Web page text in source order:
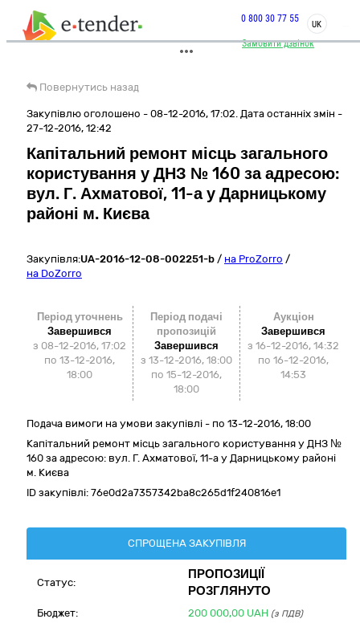
Замовити дзвінок
0 800 30 77 55
UK
Повернутись назад
Закупівлю оголошено - 08-12-2016, 17:02. Дата останніх змін -
27-12-2016, 12:42
Капітальний ремонт місць загального
користування у ДНЗ № 160 за адресою:
вул. Г. Ахматової, 11-а у Дарницькому
районі м. Києва
Закупівля:UA-2016-12-08-002251-b / на ProZorro /
на DoZorro
Період уточнень
Завершився
з 08-12-2016, 17:02
по 13-12-2016,
18:00
Період подачі
пропозицій
Завершився
з 13-12-2016, 18:00
по 15-12-2016,
18:00
Аукціон
Завершився
з 16-12-2016, 14:32
по 16-12-2016,
14:53
Подача вимоги на умови закупівлі - по 13-12-2016, 18:00
Капітальний ремонт місць загального користування у ДНЗ №
160 за адресою: вул. Г. Ахматової, 11-а у Дарницькому районі
м. Києва
ID закупівлі: 76e0d2a7357342ba8c265d1f240816e1
СПРОЩЕНА ЗАКУПІВЛЯ
Статус:
ПРОПОЗИЦІЇ
РОЗГЛЯНУТО
Бюджет: 200 000,00 UAH (з ПДВ)